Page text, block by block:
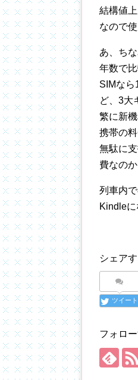
結構値
なので
あ、ち
年数で
SIMな
ど、3大
繁に新
携帯の
無駄に
費なの
列車内
Kindle
シェア
ツイート
フォロ